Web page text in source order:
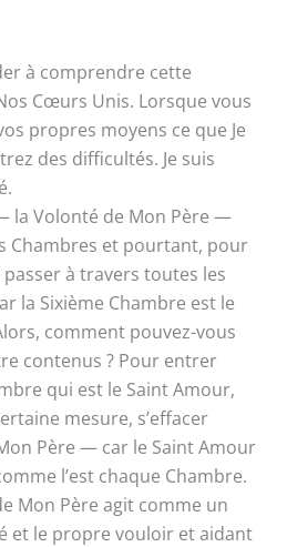
à comprendre cette
Cœurs Unis. Lorsque vous
propres moyens ce que Je
des difficultés. Je suis
la Volonté de Mon Père —
Chambres et pourtant, pour
à travers toutes les
la Sixième Chambre est le
comment pouvez-vous
contenus ? Pour entrer
qui est le Saint Amour,
mesure, s’effacer
Père — car le Saint Amour
l’est chaque Chambre.
Mon Père agit comme un
et le propre vouloir et aidant